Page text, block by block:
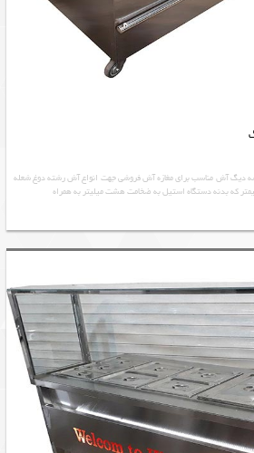
سه دیگ آش مناسب برای مغازه آش فروشی جهت انواع آش رشته دوغ شعله
که بدنه دستگاه استیل به ضخامت هشت میلیتر به همراه